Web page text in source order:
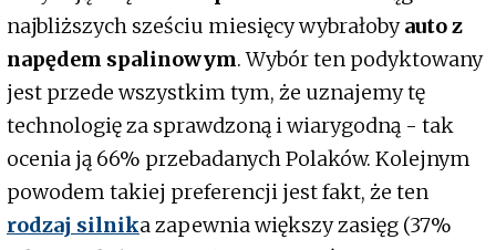
najbliższych sześciu miesięcy wybrałobyauto z
napędem spalinowym. Wybór ten podyktowany
jest przede wszystkim tym, że uznajemy tę
technologię za sprawdzoną i wiarygodną - tak
ocenia ją 66% przebadanych Polaków. Kolejnym
powodem takiej preferencji jest fakt, że ten
rodzaj silnika zapewnia większy zasięg (37%